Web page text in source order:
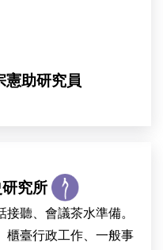
憲助研究員
究所
聽、會議茶水準備。
櫃臺行政工作、一般事